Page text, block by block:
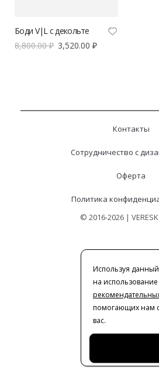
Боди V|L с декольте
8,800.00₽ 3,520.00 ₽
Контакты
Сотрудничество с
Оферта
Политика
© 2016-2026 |
Используя данный
на использование
помогающих нам
вас.